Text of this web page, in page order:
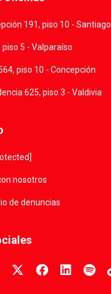
191, piso 10 - Santiago
piso 5 - Valparaíso
piso 10 - Concepción
625, piso 3 - Valdivia
nosotros
de denuncias